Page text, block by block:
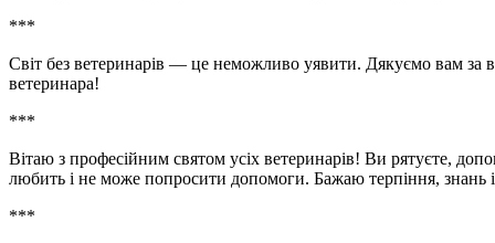
***
Світ без ветеринарів — це неможливо уявити. Дякуємо вам
ветеринара!
***
Вітаю з професійним святом усіх ветеринарів! Ви рятуєте,
любить і не може попросити допомоги. Бажаю терпіння, знань
***